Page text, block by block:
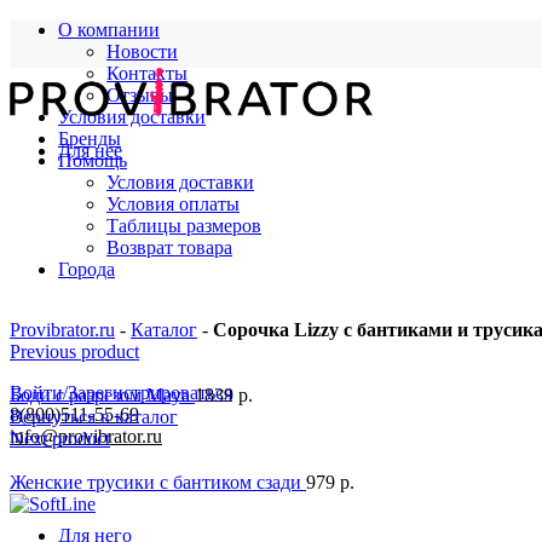
О компании
Новости
Контакты
Отзывы
Условия доставки
Бренды
Помощь
Условия доставки
Условия оплаты
Таблицы размеров
Возврат товара
Города
Войти/Зарегистрироваться
8(800)511-55-69
info@provibrator.ru
Для нее
Для него
Provibrator.ru - Каталог - Сорочка Lizzy с бантиками и
Previous product
Боди с разрезом Maya1839 р.
Вернуться в каталог
Next product
Женские трусики с бантиком сзади 979 р.